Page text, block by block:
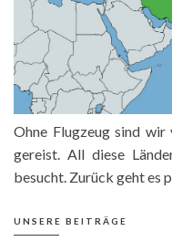
Ohne Flugzeug sind wir
gereist. All diese
besucht. Zurück geht es
UNSERE BEITRÄGE